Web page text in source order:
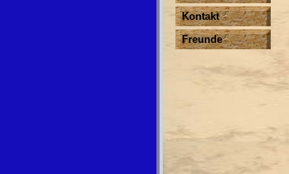
Kontakt
Freunde